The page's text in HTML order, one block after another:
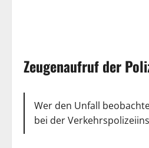
Zeugenaufruf der
Wer den Unfall
bei der